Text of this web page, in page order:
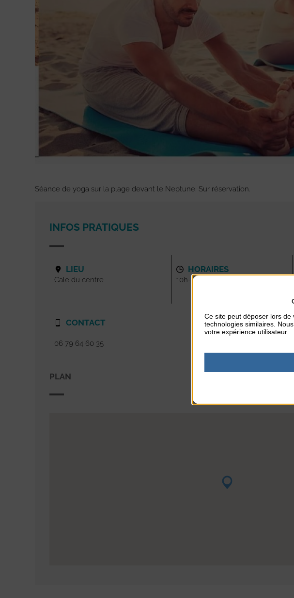
Séance de yoga sur la plage devant le Neptune. Sur réservation.
INFOS PRATIQUES
LIEU
Cale du centre
CONTACT
06 79 64 60 35
HORAIRES
10h-11h
PLAN
Ce site peut déposer lors
technologies similaires.
votre expérience utilisateur.